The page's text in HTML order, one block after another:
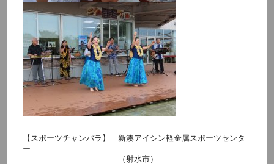
【スポーツチャンバラ】 新湊アイシン軽金属スポーツセンタ
ー
（射水市）